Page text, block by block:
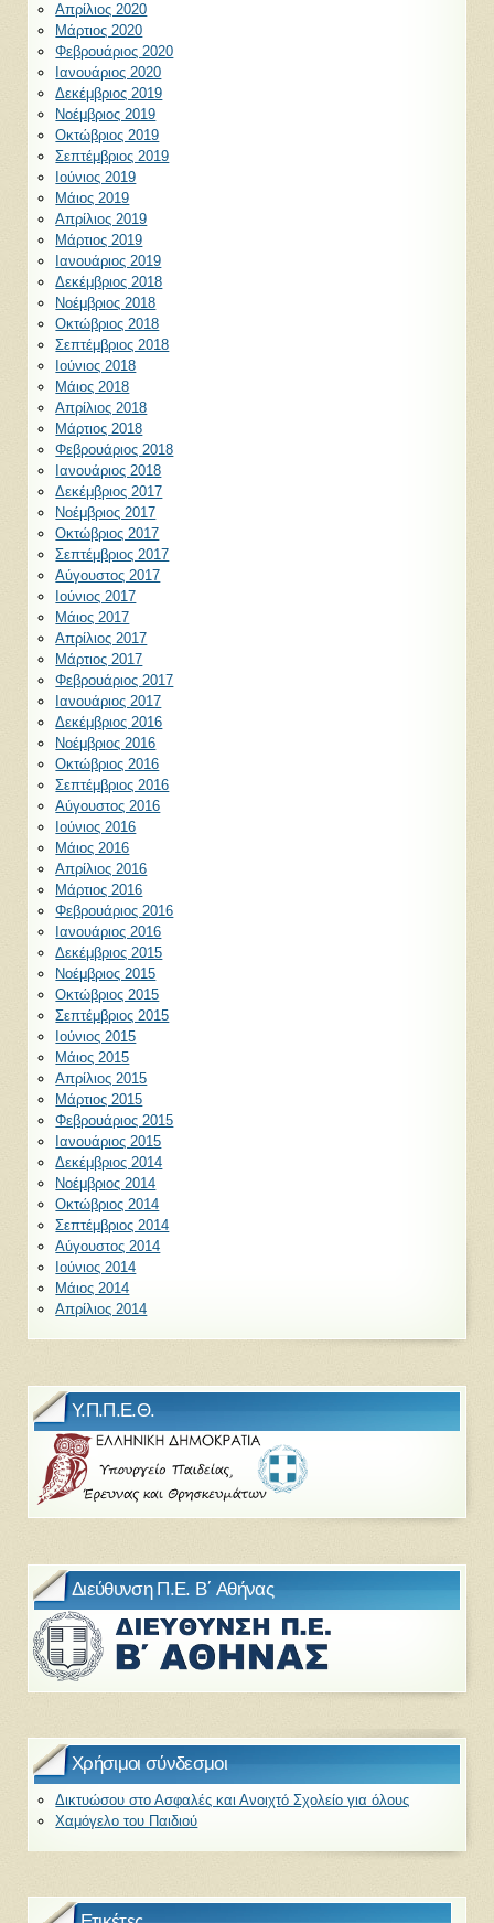
Απρίλιος 2020
Μάρτιος 2020
Φεβρουάριος 2020
Ιανουάριος 2020
Δεκέμβριος 2019
Νοέμβριος 2019
Οκτώβριος 2019
Σεπτέμβριος 2019
Ιούνιος 2019
Μάιος 2019
Απρίλιος 2019
Μάρτιος 2019
Ιανουάριος 2019
Δεκέμβριος 2018
Νοέμβριος 2018
Οκτώβριος 2018
Σεπτέμβριος 2018
Ιούνιος 2018
Μάιος 2018
Απρίλιος 2018
Μάρτιος 2018
Φεβρουάριος 2018
Ιανουάριος 2018
Δεκέμβριος 2017
Νοέμβριος 2017
Οκτώβριος 2017
Σεπτέμβριος 2017
Αύγουστος 2017
Ιούνιος 2017
Μάιος 2017
Απρίλιος 2017
Μάρτιος 2017
Φεβρουάριος 2017
Ιανουάριος 2017
Δεκέμβριος 2016
Νοέμβριος 2016
Οκτώβριος 2016
Σεπτέμβριος 2016
Αύγουστος 2016
Ιούνιος 2016
Μάιος 2016
Απρίλιος 2016
Μάρτιος 2016
Φεβρουάριος 2016
Ιανουάριος 2016
Δεκέμβριος 2015
Νοέμβριος 2015
Οκτώβριος 2015
Σεπτέμβριος 2015
Ιούνιος 2015
Μάιος 2015
Απρίλιος 2015
Μάρτιος 2015
Φεβρουάριος 2015
Ιανουάριος 2015
Δεκέμβριος 2014
Νοέμβριος 2014
Οκτώβριος 2014
Σεπτέμβριος 2014
Αύγουστος 2014
Ιούνιος 2014
Μάιος 2014
Απρίλιος 2014
Υ.Π.Π.Ε.Θ.
Διεύθυνση Π.Ε. Β΄ Αθήνας
Χρήσιμοι σύνδεσμοι
Δικτυώσου στο Ασφαλές και Ανοιχτό Σχολείο για όλους
Χαμόγελο του Παιδιού